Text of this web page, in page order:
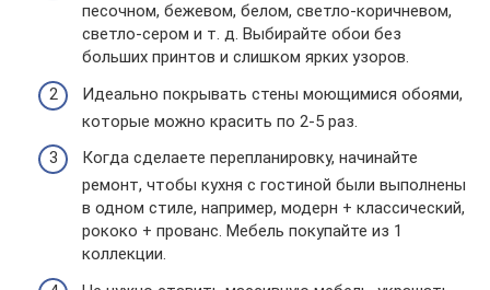
песочном, бежевом, белом, светло-коричневом,
светло-сером и т. д. Выбирайте обои без
больших принтов и слишком ярких узоров.
Идеально покрывать стены моющимися обоями,
которые можно красить по 2-5 раз.
Когда сделаете перепланировку, начинайте
ремонт, чтобы кухня с гостиной были выполнены
в одном стиле, например, модерн + классический,
рококо + прованс. Мебель покупайте из 1
коллекции.